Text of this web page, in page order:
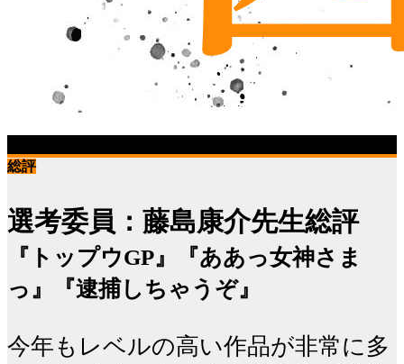
総評
選考委員： 藤島康介先生総評
『トップウGP』『ああっ女神さま
っ』『逮捕しちゃうぞ』
今年もレベルの高い作品が非常に多